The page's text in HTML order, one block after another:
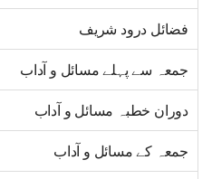
فضائل درود شریف
جمعہ سے پہلے مسائل و آداب
دوران خطبہ مسائل و آداب
جمعہ کے مسائل و آداب